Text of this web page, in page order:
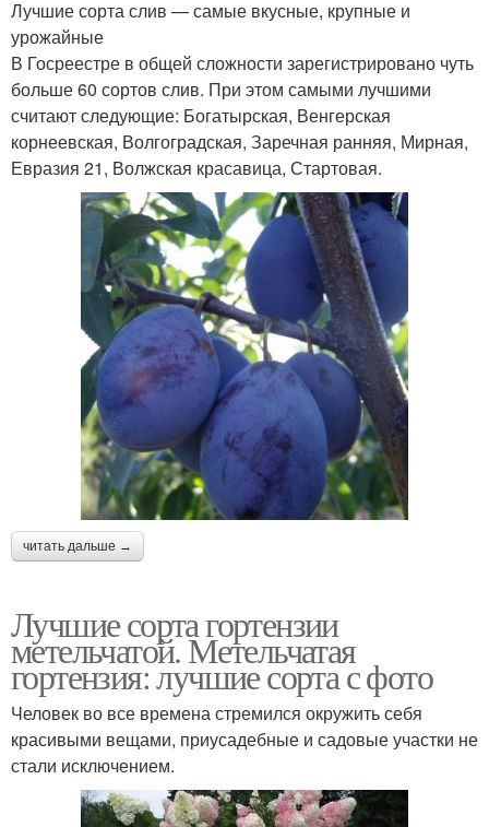
Лучшие сорта слив — самые вкусные, крупные и
урожайные
В Госреестре в общей сложности зарегистрировано чуть
больше 60 сортов слив. При этом самыми лучшими
считают следующие: Богатырская, Венгерская
корнеевская, Волгоградская, Заречная ранняя, Мирная,
Евразия 21, Волжская красавица, Стартовая.
читать дальше →
Лучшие сорта гортензии
метельчатой. Метельчатая
гортензия: лучшие сорта с фото
Человек во все времена стремился окружить себя
красивыми вещами, приусадебные и садовые участки не
стали исключением.